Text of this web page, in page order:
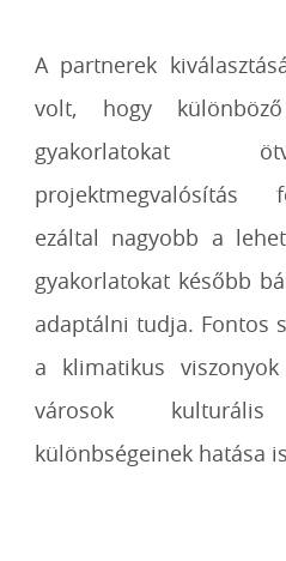
A partnerek
volt, hogy
gyakorlatokat
projektmegvalósítás
ezáltal nagyobb a
gyakorlatokat később
adaptálni tudja. Fontos
a klimatikus
városok
különbségeinek hatása